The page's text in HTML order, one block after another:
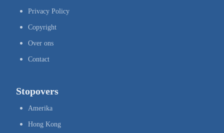
Privacy Policy
Copyright
Over ons
Contact
Stopovers
Amerika
Hong Kong